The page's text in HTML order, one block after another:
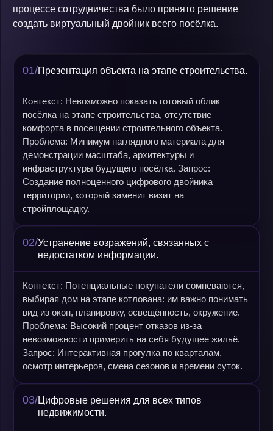
процессе сотрудничества было принято решение
создать виртуальный двойник всего посёлка.
01/Презентация объекта на этапе строительства.
Контекст: Невозможно показать готовый облик
посёлка на этапе строительства, отсутствие
комфорта в посещении строительного объекта.
Проблема: Минимум наглядного материала для
демонстрации масштаба, архитектуры и
инфраструктуры будущего посёлка. Запрос:
Создание полноценного цифрового двойника
территории, который заменит визит на
стройплощадку.
02/Устранение возражений, связанных с
недостатком информации.
Контекст: Потенциальные покупатели сомневаются,
выбирая дом на этапе котлована: им важно понимать
вид из окон, планировку, освещённость, окружение.
Проблема: Высокий процент отказов из-за
невозможности примерить на себя будущее жильё.
Запрос: Интерактивная прогулка по кварталам,
осмотр интерьеров, смена сезонов и времени суток.
03/Цифровые решения для всех типов
недвижимости.